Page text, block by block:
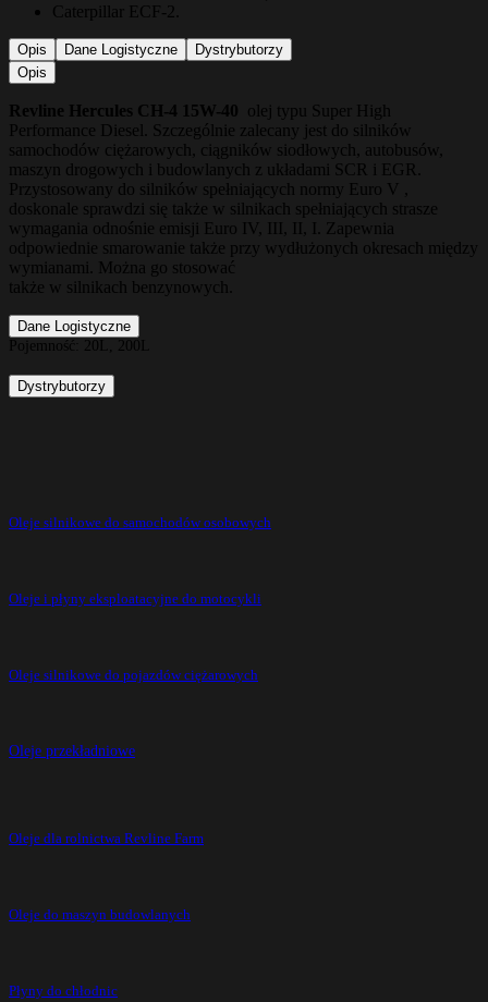
Caterpillar ECF-2.
Opis Dane Logistyczne
Dystrybutorzy
Opis
Revline Hercules CH-4 15W-40 olej typu Super High
Performance Diesel. Szczególnie zalecany jest do silników
samochodów ciężarowych, ciągników siodłowych, autobusów,
maszyn drogowych i budowlanych z układami SCR i EGR.
Przystosowany do silników spełniających normy Euro V ,
doskonale sprawdzi się także w silnikach spełniających strasze
wymagania odnośnie emisji Euro IV, III, II, I. Zapewnia
odpowiednie smarowanie także przy wydłużonych okresach między
wymianami. Można go stosować
także w silnikach benzynowych.
Dane Logistyczne
Pojemność:
20L, 200L
Dystrybutorzy
Oleje silnikowe do samochodów osobowych
Oleje i płyny eksploatacyjne do motocykli
Oleje silnikowe do pojazdów ciężarowych
Oleje przekładniowe
Oleje dla rolnictwa Revline Farm
Oleje do maszyn budowlanych
Płyny do chłodnic